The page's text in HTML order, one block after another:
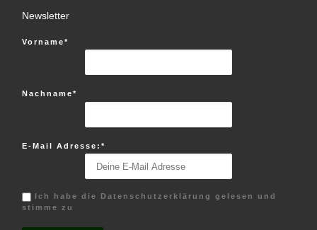
Newsletter
Vorname*
Nachname*
E-Mail Adresse:*
Ich habe die Datenschutzerklärung gelesen und
stimme zu